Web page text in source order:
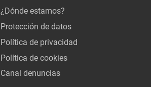
¿Dónde estamos?
Protección de datos
Política de privacidad
Política de cookies
Canal denuncias